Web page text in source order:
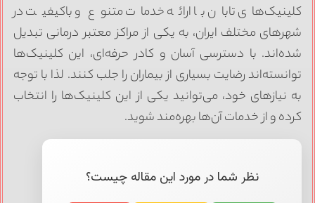
کلینیک‌های تابان با ارائه خدمات متنوع و باکیفیت در
شهرهای مختلف ایران، به یکی از مراکز معتبر درمانی تبدیل
شده‌اند. با دسترسی آسان و کادر حرفه‌ای، این کلینیک‌ها
توانسته‌اند رضایت بسیاری از بیماران را جلب کنند. لذا با توجه
به نیازهای خود، می‌توانید یکی از این کلینیک‌ها را انتخاب
کرده و از خدمات آن‌ها بهره‌مند شوید.
نظر شما در مورد این مقاله چیست؟